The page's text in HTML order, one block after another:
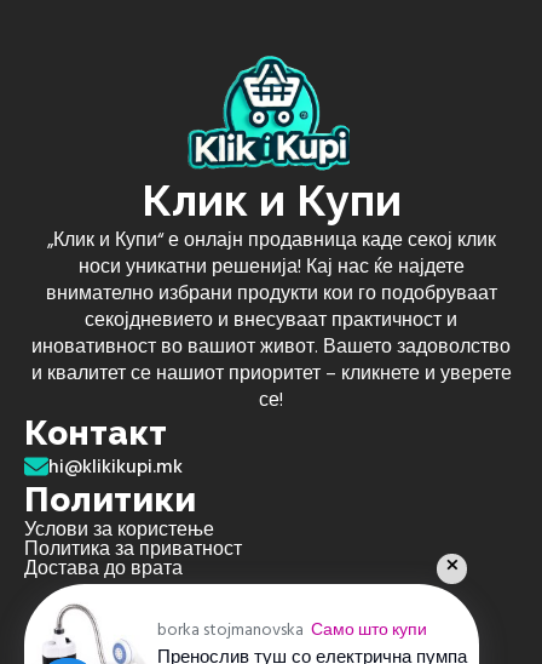
Клик и Купи
„Клик и Купи“ е онлајн продавница каде секој клик
носи уникатни решенија! Кај нас ќе најдете
внимателно избрани продукти кои го подобруваат
секојдневието и внесуваат практичност и
иновативност во вашиот живот. Вашето задоволство
и квалитет се нашиот приоритет – кликнете и уверете
се!
Контакт
hi@klikikupi.mk
Политики
Услови за користење
Политика за приватност
Достава до врата
borka stojmanovska Само што купи
Пренослив туш со електрична пумпа